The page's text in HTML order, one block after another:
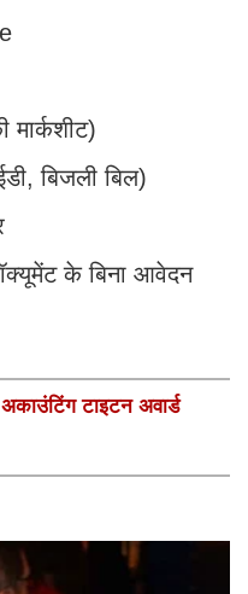
बिजली बिल)
के बिना आवेदन
टाइटन अवार्ड